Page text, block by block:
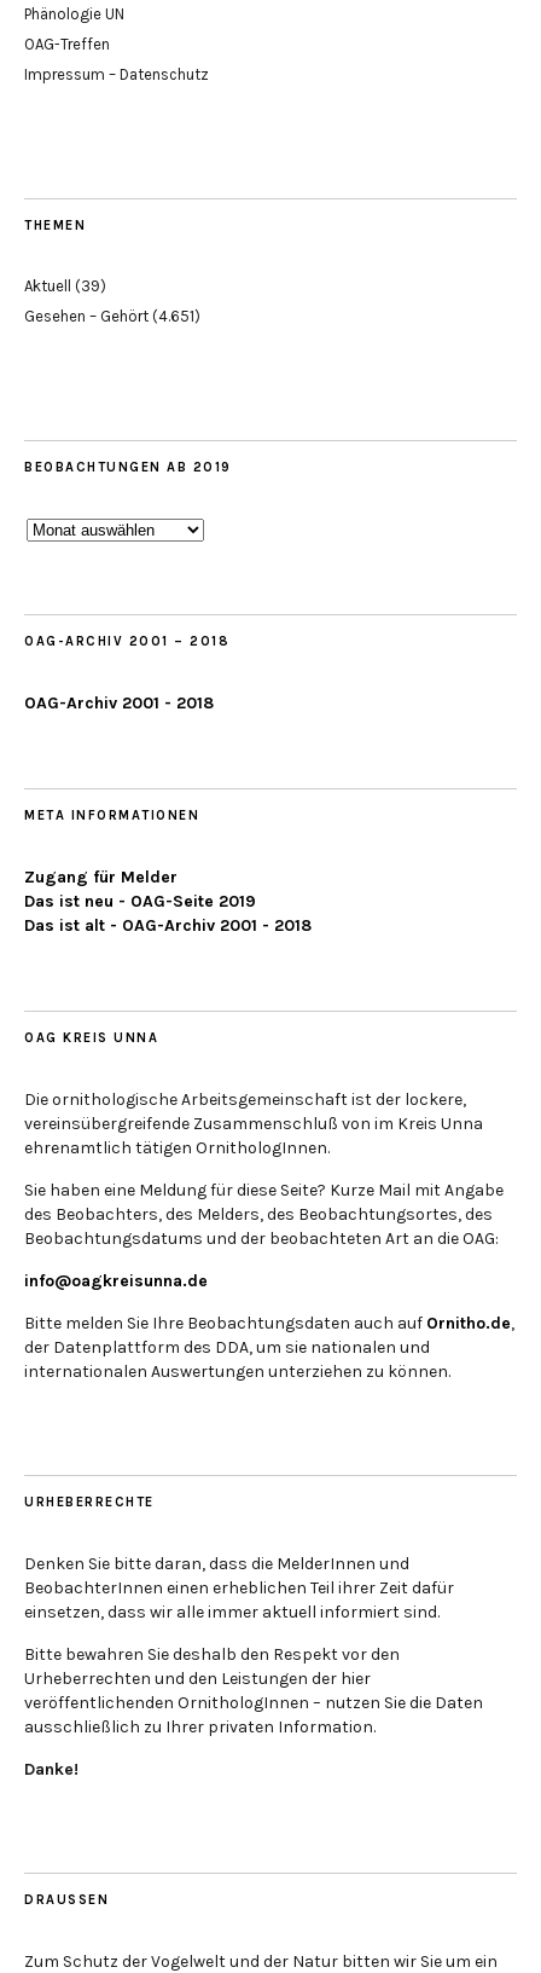
Phänologie UN
OAG-Treffen
Impressum – Datenschutz
THEMEN
Aktuell (39)
Gesehen – Gehört (4.651)
BEOBACHTUNGEN AB 2019
Beobachtungen
OAG-ARCHIV 2001 – 2018
OAG-Archiv 2001 - 2018
META INFORMATIONEN
Zugang für Melder
Das ist neu - OAG-Seite 2019
Das ist alt - OAG-Archiv 2001 - 2018
OAG KREIS UNNA
Die ornithologische Arbeitsgemeinschaft ist der lockere,
vereinsübergreifende Zusammenschluß von im Kreis Unna
ehrenamtlich tätigen OrnithologInnen.
Sie haben eine Meldung für diese Seite? Kurze Mail mit Angabe
des Beobachters, des Melders, des Beobachtungsortes, des
Beobachtungsdatums und der beobachteten Art an die OAG:
info@oagkreisunna.de
Bitte melden Sie Ihre Beobachtungsdaten auch auf Ornitho.de,
der Datenplattform des DDA, um sie nationalen und
internationalen Auswertungen unterziehen zu können.
URHEBERRECHTE
Denken Sie bitte daran, dass die MelderInnen und
BeobachterInnen einen erheblichen Teil ihrer Zeit dafür
einsetzen, dass wir alle immer aktuell informiert sind.
Bitte bewahren Sie deshalb den Respekt vor den
Urheberrechten und den Leistungen der hier
veröffentlichenden OrnithologInnen – nutzen Sie die Daten
ausschließlich zu Ihrer privaten Information.
Danke!
DRAUSSEN
Zum Schutz der Vogelwelt und der Natur bitten wir Sie um ein